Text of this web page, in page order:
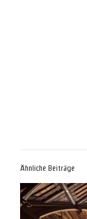
Ähnliche Beiträge